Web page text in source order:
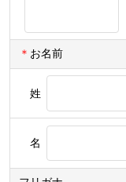
＊ お名前
姓
名